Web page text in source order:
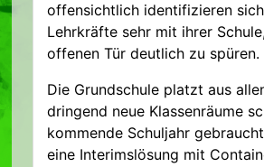
offensichtlich identifizieren
Lehrkräfte sehr mit ihrer
offenen Tür deutlich zu spüren.
Die Grundschule platzt aus
dringend neue Klassenräume
kommende Schuljahr
eine Interimslösung mit